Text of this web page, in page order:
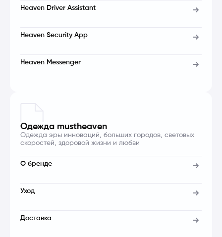
Heaven Driver Assistant
Heaven Security App
Heaven Messenger
Одежда mustheaven
Одежда эры инноваций, больших городов, световых
скоростей, здоровой жизни и любви
О бренде
Уход
Доставка